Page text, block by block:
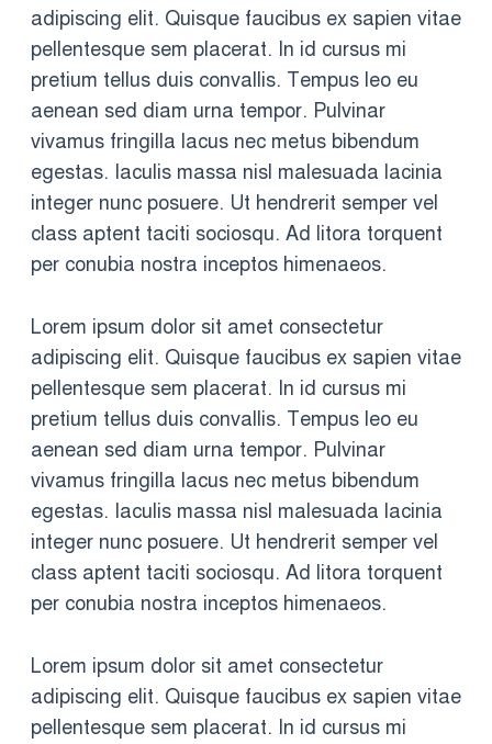
adipiscing elit. Quisque faucibus ex sapien vitae
pellentesque sem placerat. In id cursus mi
pretium tellus duis convallis. Tempus leo eu
aenean sed diam urna tempor. Pulvinar
vivamus fringilla lacus nec metus bibendum
egestas. Iaculis massa nisl malesuada lacinia
integer nunc posuere. Ut hendrerit semper vel
class aptent taciti sociosqu. Ad litora torquent
per conubia nostra inceptos himenaeos.
Lorem ipsum dolor sit amet consectetur
adipiscing elit. Quisque faucibus ex sapien vitae
pellentesque sem placerat. In id cursus mi
pretium tellus duis convallis. Tempus leo eu
aenean sed diam urna tempor. Pulvinar
vivamus fringilla lacus nec metus bibendum
egestas. Iaculis massa nisl malesuada lacinia
integer nunc posuere. Ut hendrerit semper vel
class aptent taciti sociosqu. Ad litora torquent
per conubia nostra inceptos himenaeos.
Lorem ipsum dolor sit amet consectetur
adipiscing elit. Quisque faucibus ex sapien vitae
pellentesque sem placerat. In id cursus mi